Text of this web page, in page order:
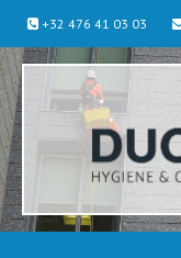
+32 476 41 03 03